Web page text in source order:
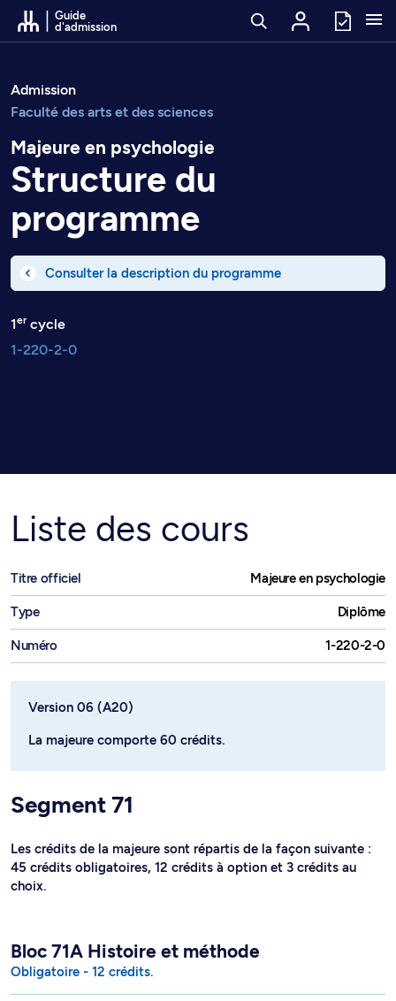
Passer au contenu
Guide
d'admission
Admission
Faculté des arts et des sciences
Majeure en psychologie
Structure du
programme
Consulter la description du programme
1ercycle
1-220-2-0
Liste des cours
Titre officiel Majeure en psychologie
Type Diplôme
Numéro 1-220-2-0
Version 06 (A20)
La majeure comporte 60 crédits.
Segment 71
Les crédits de la majeure sont répartis de la façon suivante :
45 crédits obligatoires, 12 crédits à option et 3 crédits au
choix.
Bloc 71A Histoire et méthode
Obligatoire - 12 crédits.